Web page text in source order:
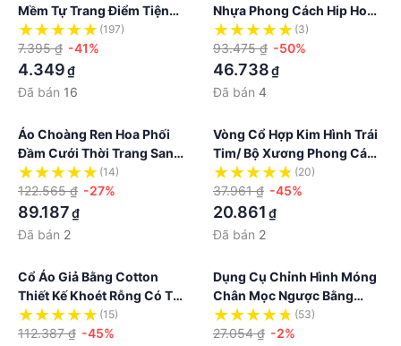
Mềm Tự Trang Điểm Tiện
Lợi
(197)
7.395 ₫ -41%
4.349₫
Đã bán 16
Nhựa Phong Cách Hip Hop
Những Năm 90
(3)
93.475 ₫ -50%
46.738₫
Đã bán 4
Áo Choàng Ren Hoa Phối
Đầm Cưới Thời Trang Sang
Trọng Cho Cô Dâu
(14)
122.565 ₫ -27%
89.187₫
Đã bán 2
Vòng Cổ Hợp Kim Hình Trái
Tim/ Bộ Xương Phong Cách
Punk Gothic Cho Tuổi Teen
(20)
37.961 ₫ -45%
20.861 ₫
Đã bán 2
Cổ Áo Giả Bằng Cotton
Thiết Kế Khoét Rỗng Có Thể
Tháo Rời Tiện Lợi Cho Nữ
(15)
112.387 ₫ -45%
Dụng Cụ Chỉnh Hình Móng
Chân Mọc Ngược Bằng
Thép Carbon (53)
27.054 ₫ -2%